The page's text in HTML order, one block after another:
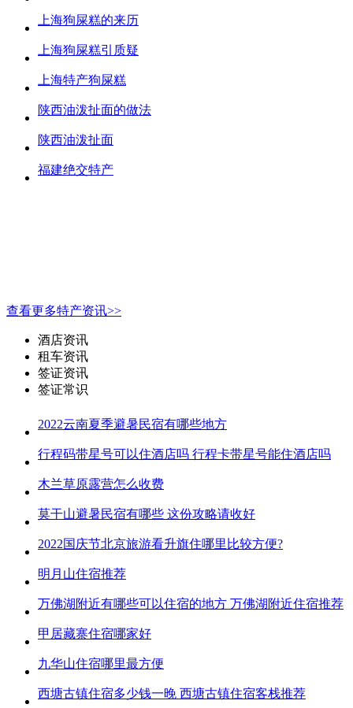
上海狗屎糕的来历
上海狗屎糕引质疑
上海特产狗屎糕
陕西油泼扯面的做法
陕西油泼扯面
福建绝交特产
查看更多特产资讯>>
酒店资讯
租车资讯
签证资讯
签证常识
2022云南夏季避暑民宿有哪些地方
行程码带星号可以住酒店吗 行程卡带星号能住酒店吗
木兰草原露营怎么收费
莫干山避暑民宿有哪些 这份攻略请收好
2022国庆节北京旅游看升旗住哪里比较方便?
明月山住宿推荐
万佛湖附近有哪些可以住宿的地方 万佛湖附近住宿推荐
甲居藏寨住宿哪家好
九华山住宿哪里最方便
西塘古镇住宿多少钱一晚 西塘古镇住宿客栈推荐